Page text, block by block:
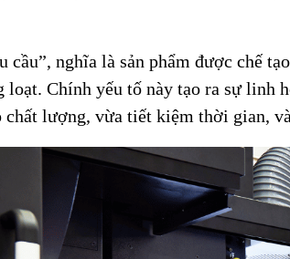
cầu”, nghĩa là sản phẩm được chế
loạt. Chính yếu tố này tạo ra sự linh
chất lượng, vừa tiết kiệm thời gian,